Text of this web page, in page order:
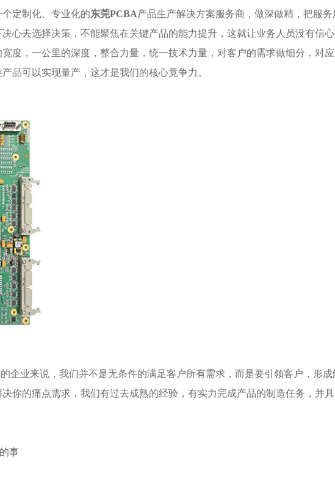
定制化、专业化的东莞PCBA产品生产解决方案服务商，做深做精，把服务
心去选择决策，不能聚焦在关键产品的能力提升，这就让业务人员没有信
度，一公里的深度，整合力量，统一技术力量，对客户的需求做细分，对
品可以实现量产，这才是我们的核心竟争力。
企业来说，我们并不是无条件的满足客户所有需求，而是要引领客户，形
你的痛点需求，我们有过去成熟的经验，有实力完成产品的制造任务，并具
事